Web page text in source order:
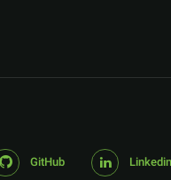
GitHub Linkedin